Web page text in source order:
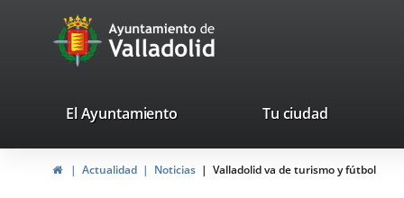
Portal
Web
Ayuntamiento
de
valladolid.es
El Ayuntamiento Tu ciudad
InicioActualidad Noticias Valladolid va de turismo y fútbol